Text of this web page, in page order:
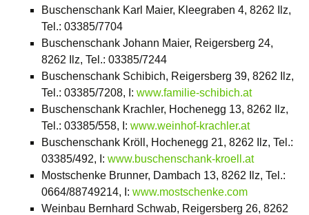
Buschenschank Karl Maier, Kleegraben 4, 8262 Ilz,
Tel.: 03385/7704
Buschenschank Johann Maier, Reigersberg 24,
8262 Ilz, Tel.: 03385/7244
Buschenschank Schibich, Reigersberg 39, 8262 Ilz,
Tel.: 03385/7208, I: www.familie-schibich.at
Buschenschank Krachler, Hochenegg 13, 8262 Ilz,
Tel.: 03385/558, I: www.weinhof-krachler.at
Buschenschank Kröll, Hochenegg 21, 8262 Ilz, Tel.:
03385/492, I: www.buschenschank-kroell.at
Mostschenke Brunner, Dambach 13, 8262 Ilz, Tel.:
0664/88749214, I: www.mostschenke.com
Weinbau Bernhard Schwab, Reigersberg 26, 8262